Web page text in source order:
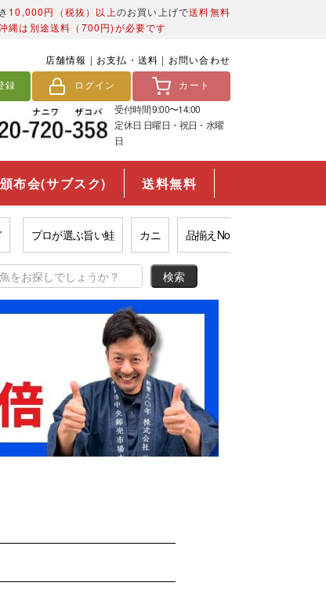
10,000円（税抜）以上のお買い上げで送料無料
縄は別途送料（700円)が必要です
店舗情報 | お支払・送料 | お問い合わせ
録
ログイン
カート
受付時間 9:00〜14:00
定休日 日曜日・祝日・水曜
日
頒布会(サブスク) 送料無料
ロが選ぶ旨い鮭 カニ 品揃えNo.1数の子